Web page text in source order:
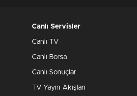
Canlı Servisler
Canlı TV
Canlı Borsa
Canlı Sonuçlar
TV Yayın Akışları